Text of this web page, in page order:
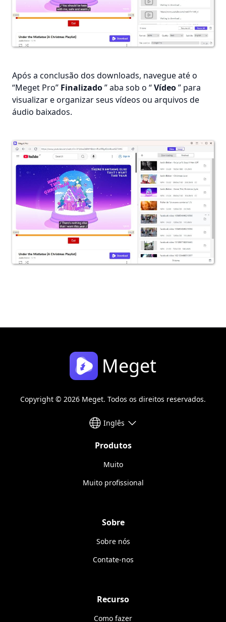
Após a conclusão dos downloads, navegue até o
“Meget Pro” Finalizado” aba sob o “Vídeo” para
visualizar e organizar seus vídeos ou arquivos de
áudio baixados.
Meget
Copyright © 2026 Meget. Todos os direitos reservados.
Inglês
Produtos
Muito
Muito profissional
Sobre
Sobre nós
Contate-nos
Recurso
Como fazer